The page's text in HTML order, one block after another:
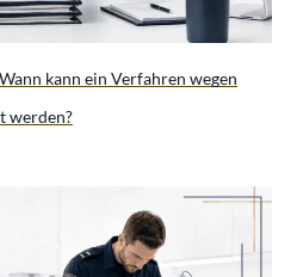
kann ein Verfahren wegen
werden?